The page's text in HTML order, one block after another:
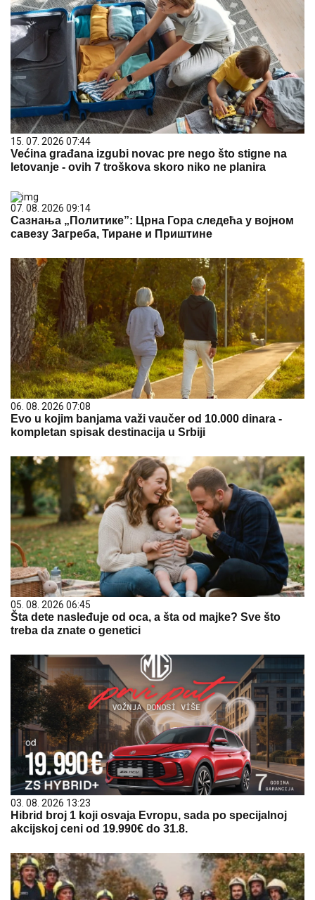
15. 07. 2026 07:44
Većina građana izgubi novac pre nego što stigne na
letovanje - ovih 7 troškova skoro niko ne planira
07. 08. 2026 09:14
Сазнања „Политике”: Црна Гора следећа у војном
савезу Загреба, Тиране и Приштине
06. 08. 2026 07:08
Evo u kojim banjama važi vaučer od 10.000 dinara -
kompletan spisak destinacija u Srbiji
05. 08. 2026 06:45
Šta dete nasleđuje od oca, a šta od majke? Sve što
treba da znate o genetici
03. 08. 2026 13:23
Hibrid broj 1 koji osvaja Evropu, sada po specijalnoj
akcijskoj ceni od 19.990€ do 31.8.